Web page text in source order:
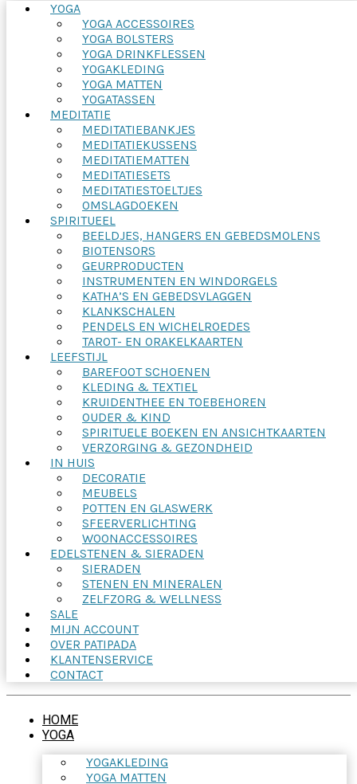
YOGA
YOGA ACCESSOIRES
YOGA BOLSTERS
YOGA DRINKFLESSEN
YOGAKLEDING
YOGA MATTEN
YOGATASSEN
MEDITATIE
MEDITATIEBANKJES
MEDITATIEKUSSENS
MEDITATIEMATTEN
MEDITATIESETS
MEDITATIESTOELTJES
OMSLAGDOEKEN
SPIRITUEEL
BEELDJES, HANGERS EN GEBEDSMOLENS
BIOTENSORS
GEURPRODUCTEN
INSTRUMENTEN EN WINDORGELS
KATHA’S EN GEBEDSVLAGGEN
KLANKSCHALEN
PENDELS EN WICHELROEDES
TAROT- EN ORAKELKAARTEN
LEEFSTIJL
BAREFOOT SCHOENEN
KLEDING & TEXTIEL
KRUIDENTHEE EN TOEBEHOREN
OUDER & KIND
SPIRITUELE BOEKEN EN ANSICHTKAARTEN
VERZORGING & GEZONDHEID
IN HUIS
DECORATIE
MEUBELS
POTTEN EN GLASWERK
SFEERVERLICHTING
WOONACCESSOIRES
EDELSTENEN & SIERADEN
SIERADEN
STENEN EN MINERALEN
ZELFZORG & WELLNESS
SALE
MIJN ACCOUNT
OVER PATIPADA
KLANTENSERVICE
CONTACT
HOME
YOGA
YOGAKLEDING
YOGA MATTEN